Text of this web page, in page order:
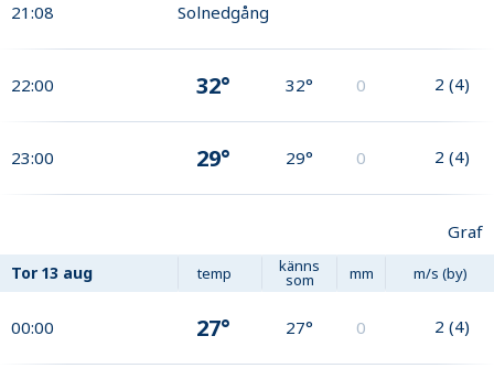
21:08 Solnedgång
22:00 32° 32° 0 2 (4)
23:00 29° 29° 0 2 (4)
Graf
Tor 13 aug temp känns
som mm m/s (by)
00:00 27° 27° 0 2 (4)